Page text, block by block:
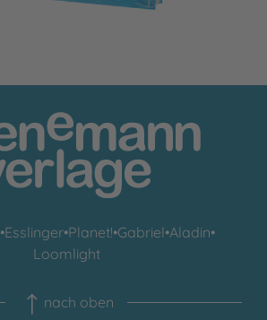
•Esslinger•Planet!•Gabriel•Aladin•
Loomlight
nach oben